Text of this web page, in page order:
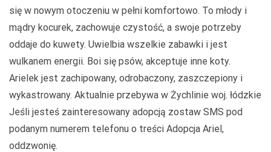
się w nowym otoczeniu w pełni komfortowo. To młody i
mądry kocurek, zachowuje czystość, a swoje potrzeby
oddaje do kuwety. Uwielbia wszelkie zabawki i jest
wulkanem energii. Boi się psów, akceptuje inne koty.
Arielek jest zachipowany, odrobaczony, zaszczepiony i
wykastrowany. Aktualnie przebywa w Żychlinie woj. łódzkie
Jeśli jesteś zainteresowany adopcją zostaw SMS pod
podanym numerem telefonu o treści Adopcja Ariel,
oddzwonię.